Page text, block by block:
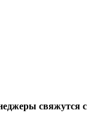
свяжутся с